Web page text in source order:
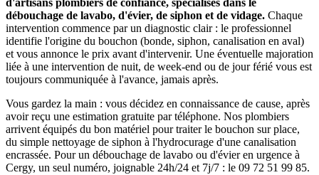
d'artisans plombiers de confiance, spécialisés dans le
débouchage de lavabo, d'évier, de siphon et de vidage. Chaque
intervention commence par un diagnostic clair : le professionnel
identifie l'origine du bouchon (bonde, siphon, canalisation en aval)
et vous annonce le prix avant d'intervenir. Une éventuelle majoration
liée à une intervention de nuit, de week-end ou de jour férié vous est
toujours communiquée à l'avance, jamais après.
Vous gardez la main : vous décidez en connaissance de cause, après
avoir reçu une estimation gratuite par téléphone. Nos plombiers
arrivent équipés du bon matériel pour traiter le bouchon sur place,
du simple nettoyage de siphon à l'hydrocurage d'une canalisation
encrassée. Pour un débouchage de lavabo ou d'évier en urgence à
Cergy, un seul numéro, joignable 24h/24 et 7j/7 : le 09 72 51 99 85.